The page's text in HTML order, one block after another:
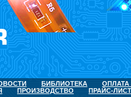
БИБЛИОТЕКА
ОПЛАТА
ПРОИЗВОДСТВО ПРАЙС-ЛИСТ